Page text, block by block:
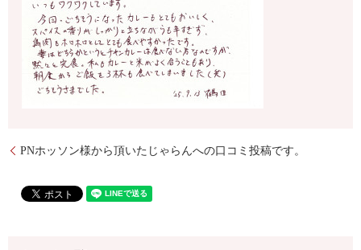
PNホッソン様から頂いたじゃらんへの口コミ投稿です。